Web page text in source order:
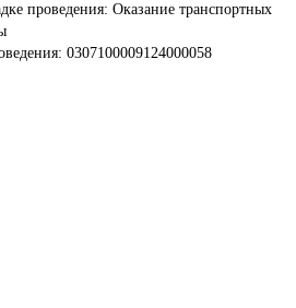
проведения: Оказание транспортных
0307100009124000058